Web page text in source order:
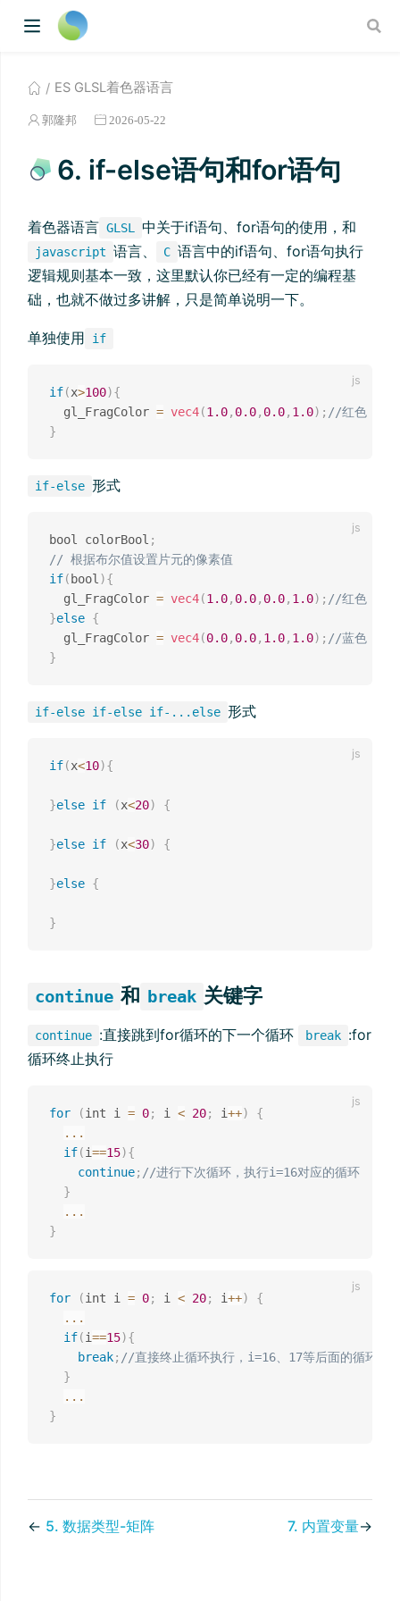
ES GLSL着色器语言
郭隆邦 2026-05-22
6. if-else语句和for语句
着色器语言 GLSL 中关于if语句、for语句的使用，和
javascript 语言、 C 语言中的if语句、for语句执行
逻辑规则基本一致，这里默认你已经有一定的编程基
础，也就不做过多讲解，只是简单说明一下。
单独使用 if
if(x>100){
  gl_FragColor
= vec4(1.0, 0.0, 0.0, 1.0) ; //红色
}
if-else 形式
bool colorBool ;
// 根据布尔值设置片元的像素值
if( bool ){
  gl_FragColor
= vec4(1.0, 0.0, 0.0, 1.0) ; //红色
}else {
  gl_FragColor
= vec4(0.0, 0.0, 1.0, 1.0) ; //蓝色
}
if-else if-else if-...else 形式
if(x<10){
}else if (x<20) {
}else if (x<30) {
}else {
}
continue 和 break 关键字
continue :直接跳到for循环的下一个循环 break :for
循环终止执行
for (int i = 0; i < 20; i++)
{
...
if(i==15){
continue; //进行下次循环，执行i=16对应的循环
}
...
}
for (int i = 0; i < 20; i++)
{
...
if(i==15){
break; //直接终止循环执行，i=16、17等后面的循环不
}
...
}
← 5. 数据类型-矩阵 7. 内置变量→